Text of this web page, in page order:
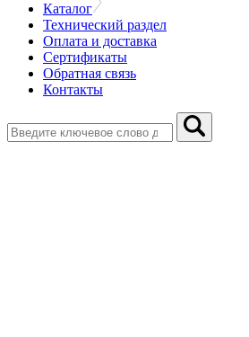
Каталог
Технический раздел
Оплата и доставка
Сертификаты
Обратная связь
Контакты